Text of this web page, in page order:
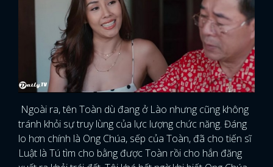
Ngoài ra, tên Toàn dù đang ở Lào nhưng cũng không
tránh khỏi sự truy lùng của lực lượng chức năng. Đáng
lo hơn chính là Ong Chúa, sếp của Toàn, đã cho tiến sĩ
Luật là Tú tìm cho bằng được Toàn rồi cho hắn đăng